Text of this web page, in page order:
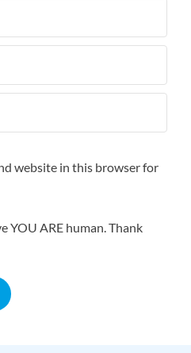
website in this browser for
YOU ARE human. Thank